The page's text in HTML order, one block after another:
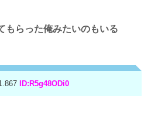
もらった俺みたいのもいる
ID:R5g48ODi0